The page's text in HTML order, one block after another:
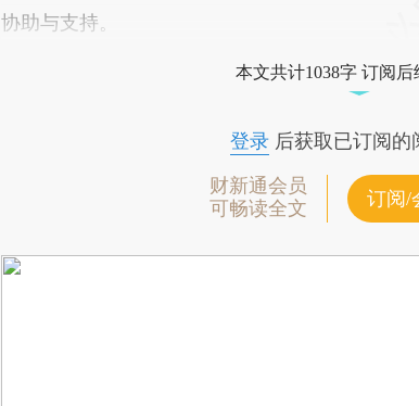
协助与支持。
本文共计1038字 订阅
登录后获取已订阅的
财新通会员
可畅读全文
订阅/